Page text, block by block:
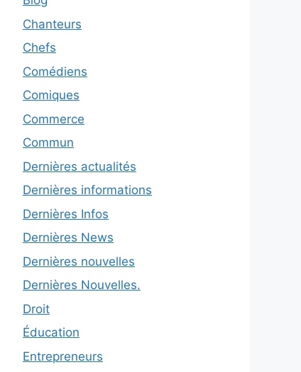
Chanteurs
Chefs
Comédiens
Comiques
Commerce
Commun
Dernières actualités
Dernières informations
Dernières Infos
Dernières News
Dernières nouvelles
Dernières Nouvelles.
Droit
Éducation
Entrepreneurs